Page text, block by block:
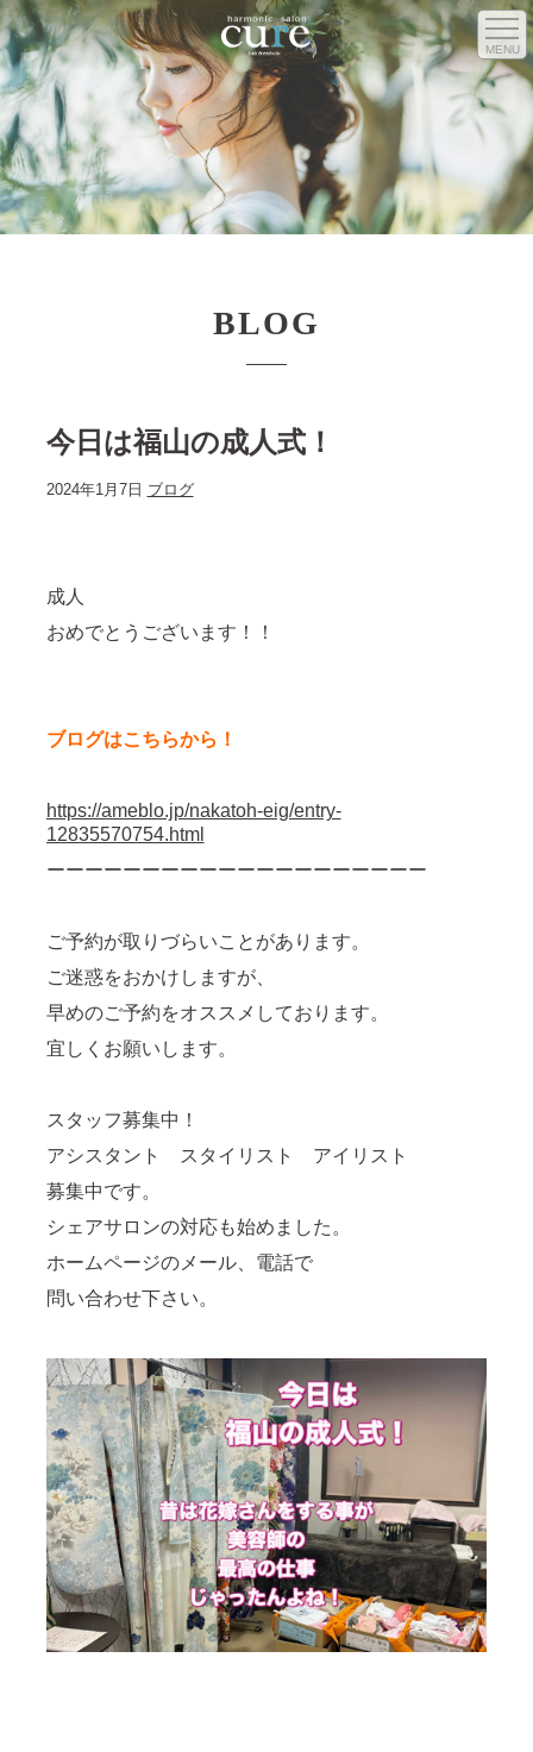
MENU
BLOG
今日は福山の成人式！
2024年1月7日 ブログ
成人
おめでとうございます！！
ブログはこちらから！
https://ameblo.jp/nakatoh-eig/entry-
12835570754.html
ーーーーーーーーーーーーーーーーーーーー
ご予約が取りづらいことがあります。
ご迷惑をおかけしますが、
早めのご予約をオススメしております。
宜しくお願いします。
スタッフ募集中！
アシスタント スタイリスト アイリスト
募集中です。
シェアサロンの対応も始めました。
ホームページのメール、 電話で
問い合わせ下さい。